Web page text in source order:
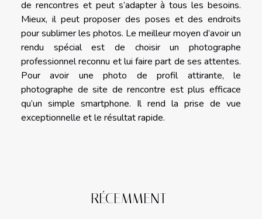
de rencontres et peut s’adapter à tous les besoins.
Mieux, il peut proposer des poses et des endroits
pour sublimer les photos. Le meilleur moyen d’avoir un
rendu spécial est de choisir un photographe
professionnel reconnu et lui faire part de ses attentes.
Pour avoir une photo de profil attirante, le
photographe de site de rencontre est plus efficace
qu’un simple smartphone. Il rend la prise de vue
exceptionnelle et le résultat rapide.
RÉCEMMENT